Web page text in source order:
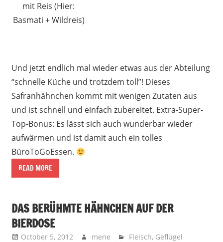
mit Reis (Hier:
Basmati + Wildreis)
Und jetzt endlich mal wieder etwas aus der Abteilung
“schnelle Küche und trotzdem toll”! Dieses
Safranhähnchen kommt mit wenigen Zutaten aus
und ist schnell und einfach zubereitet. Extra-Super-
Top-Bonus: Es lässt sich auch wunderbar wieder
aufwärmen und ist damit auch ein tolles
BüroToGoEssen.
READ MORE
DAS BERÜHMTE HÄHNCHEN AUF DER
BIERDOSE
October 5, 2012 mene Fleisch, Geflügel